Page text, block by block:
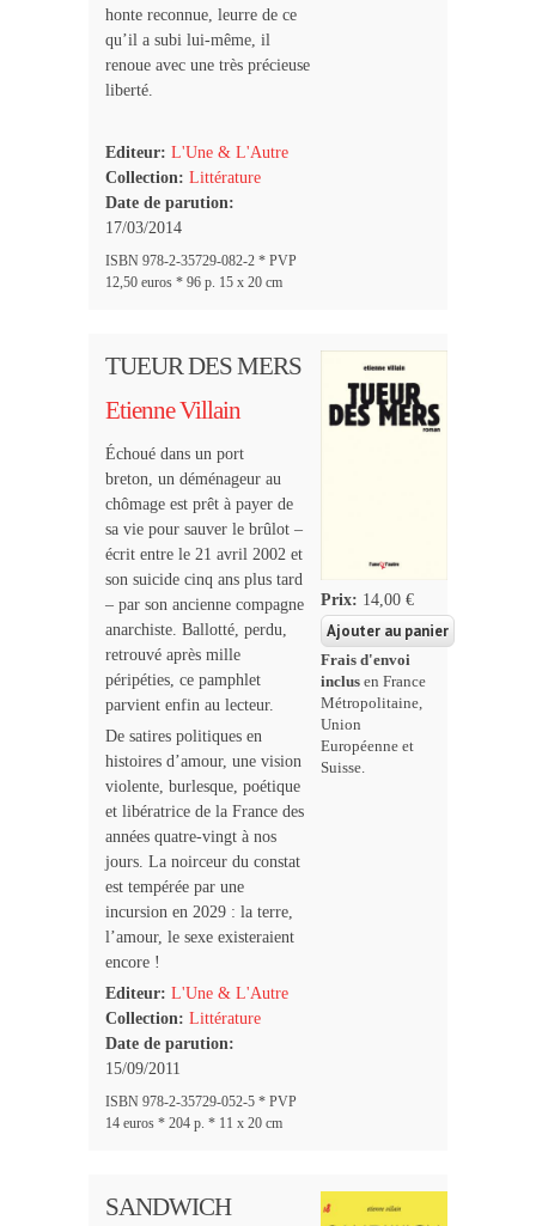
honte reconnue, leurre de ce
qu’il a subi lui-même, il
renoue avec une très précieuse
liberté.
Editeur: L'Une & L'Autre
Collection: Littérature
Date de parution:
17/03/2014
ISBN 978-2-35729-082-2 * PVP
12,50 euros * 96 p. 15 x 20 cm
TUEUR DES MERS
Etienne Villain
Échoué dans un port
breton, un déménageur au
chômage est prêt à payer de
sa vie pour sauver le brûlot –
écrit entre le 21 avril 2002 et
son suicide cinq ans plus tard
– par son ancienne compagne
anarchiste. Ballotté, perdu,
retrouvé après mille
péripéties, ce pamphlet
parvient enfin au lecteur.
De satires politiques en
histoires d’amour, une vision
violente, burlesque, poétique
et libératrice de la France des
années quatre-vingt à nos
jours. La noirceur du constat
est tempérée par une
incursion en 2029 : la terre,
l’amour, le sexe existeraient
encore !
Editeur: L'Une & L'Autre
Collection: Littérature
Date de parution:
15/09/2011
ISBN 978-2-35729-052-5 * PVP
14 euros * 204 p. * 11 x 20 cm
Prix: 14,00 €
Frais d'envoi
inclus en France
Métropolitaine,
Union
Européenne et
Suisse.
SANDWICH